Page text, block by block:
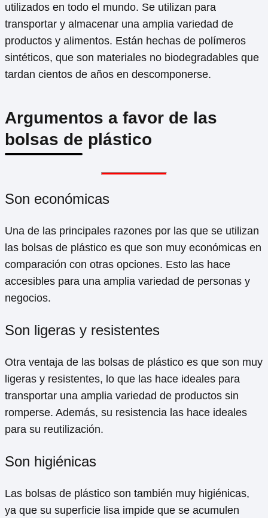
utilizados en todo el mundo. Se utilizan para
transportar y almacenar una amplia variedad de
productos y alimentos. Están hechas de polímeros
sintéticos, que son materiales no biodegradables que
tardan cientos de años en descomponerse.
Argumentos a favor de las
bolsas de plástico
Son económicas
Una de las principales razones por las que se utilizan
las bolsas de plástico es que son muy económicas en
comparación con otras opciones. Esto las hace
accesibles para una amplia variedad de personas y
negocios.
Son ligeras y resistentes
Otra ventaja de las bolsas de plástico es que son muy
ligeras y resistentes, lo que las hace ideales para
transportar una amplia variedad de productos sin
romperse. Además, su resistencia las hace ideales
para su reutilización.
Son higiénicas
Las bolsas de plástico son también muy higiénicas,
ya que su superficie lisa impide que se acumulen